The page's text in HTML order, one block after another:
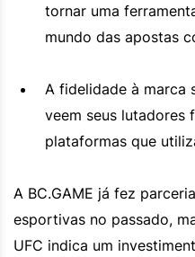
tornar uma
mundo das apostas
A fidelidade à marca
veem seus lutadores
plataformas que
A BC.GAME já fez
esportivas no passado,
UFC indica um